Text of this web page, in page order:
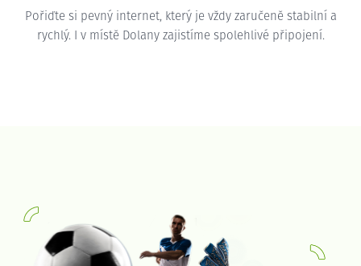
Pořiďte si pevný internet, který je vždy zaručeně stabilní a
rychlý. I v místě Dolany zajistíme spolehlivé připojení.